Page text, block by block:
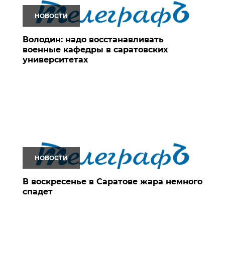
НОВОСТИ
Володин: надо восстанавливать
военные кафедры в саратовских
университетах
НОВОСТИ
В воскресенье в Саратове жара немного
спадет